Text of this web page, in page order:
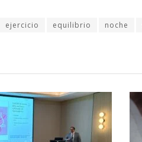
ejercicio equilibrio noche